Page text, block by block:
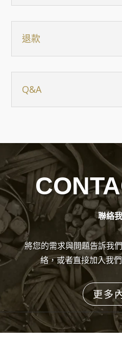
退款
Q&A
聯絡
將您的需求與問題告訴我
絡，或者直接加入我
更多